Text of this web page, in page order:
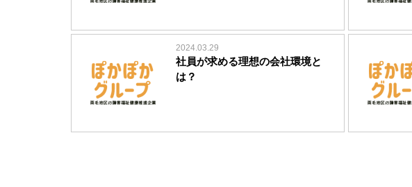
2024.03.29
社員が求める理想の会社環境と
は？